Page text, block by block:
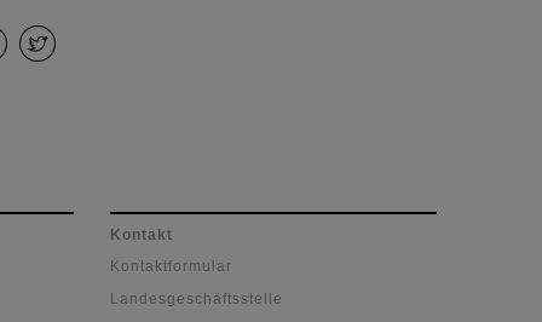
Kontakt
Kontaktformular
Landesgeschäftsstelle